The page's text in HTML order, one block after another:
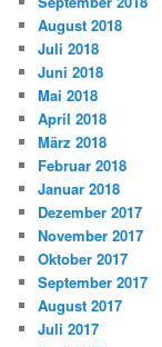
August 2018
Juli 2018
Juni 2018
Mai 2018
April 2018
März 2018
Februar 2018
Januar 2018
Dezember 2017
November 2017
Oktober 2017
September 2017
August 2017
Juli 2017